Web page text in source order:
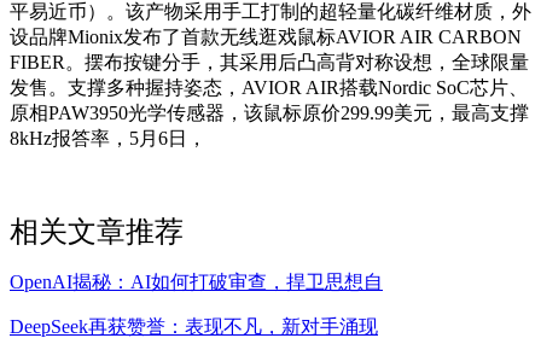
平易近币）。该产物采用手工打制的超轻量化碳纤维材质，外
设品牌Mionix发布了首款无线逛戏鼠标AVIOR AIR CARBON
FIBER。摆布按键分手，其采用后凸高背对称设想，全球限量
发售。支撑多种握持姿态，AVIOR AIR搭载Nordic SoC芯片、
原相PAW3950光学传感器，该鼠标原价299.99美元，最高支撑
8kHz报答率，5月6日，
相关文章推荐
OpenAI揭秘：AI如何打破审查，捍卫思想自
DeepSeek再获赞誉：表现不凡，新对手涌现